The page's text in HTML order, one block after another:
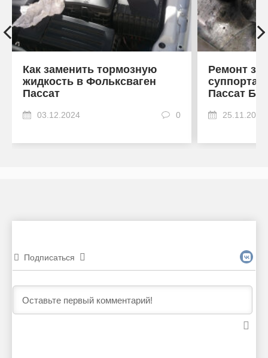
Как заменить тормозную
жидкость в Фольксваген
Пассат
03.12.2024 0
Ремонт
суппорта
Пассат Б6»
25.11.2024
Подписаться